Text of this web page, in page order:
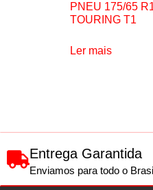
PNEU 175/65
TOURING T1
Ler mais
Entrega Garantida
Enviamos para todo o